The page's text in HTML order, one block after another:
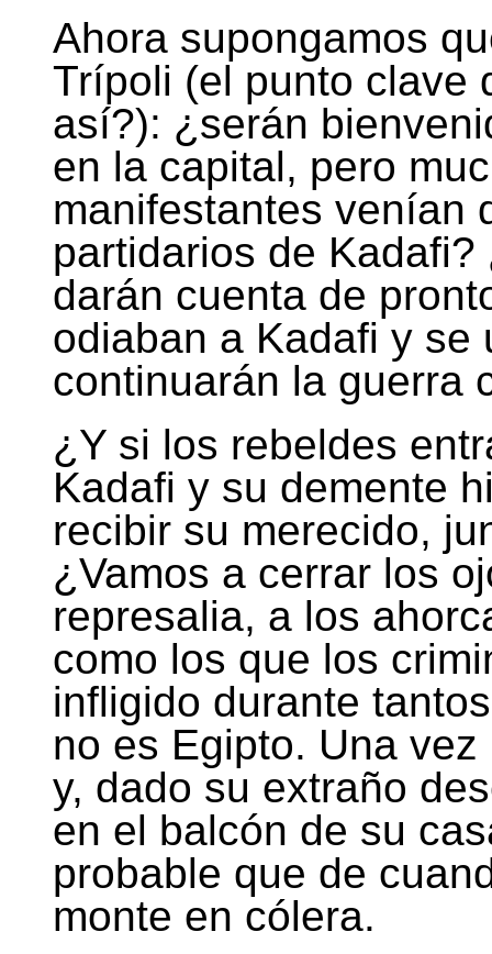
Ahora supongamos
Trípoli (el punto clave
así?): ¿serán
en la capital, pero
manifestantes venían
partidarios de
darán cuenta de
odiaban a Kadafi y se
continuarán la guerra
¿Y si los rebeldes
Kadafi y su demente
recibir su merecido,
¿Vamos a cerrar los
represalia, a los
como los que los
infligido durante
no es Egipto. Una
y, dado su extraño
en el balcón de su
probable que de
monte en cólera.